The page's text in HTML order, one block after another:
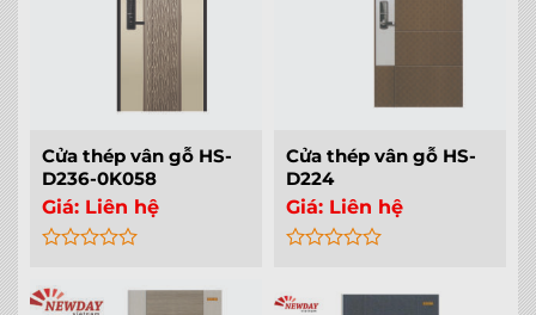
Cửa thép vân gỗ HS-
D236-0K058
Giá: Liên hệ
0
out
Cửa thép vân gỗ HS-
D224
Giá: Liên hệ
out